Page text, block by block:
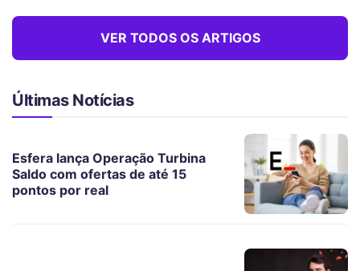
VER TODOS OS ARTIGOS
Últimas Notícias
Esfera lança Operação Turbina
Saldo com ofertas de até 15
pontos por real